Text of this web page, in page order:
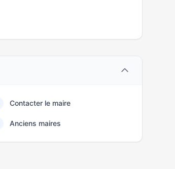
Contacter le maire
Anciens maires